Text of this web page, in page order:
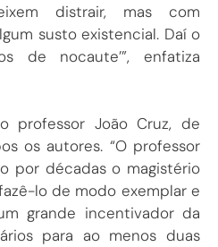
distrair, mas com
susto existencial. Daí o
de nocaute’”, enfatiza
professor João Cruz, de
os autores. “O professor
por décadas o magistério
lo de modo exemplar e
grande incentivador da
para ao menos duas